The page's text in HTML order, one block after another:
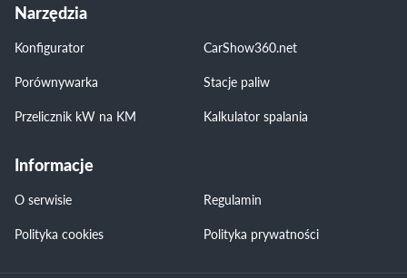
Narzędzia
Konfigurator
CarShow360.net
Porównywarka
Stacje paliw
Przelicznik kW na KM
Kalkulator spalania
Informacje
O serwisie
Regulamin
Polityka cookies
Polityka prywatności